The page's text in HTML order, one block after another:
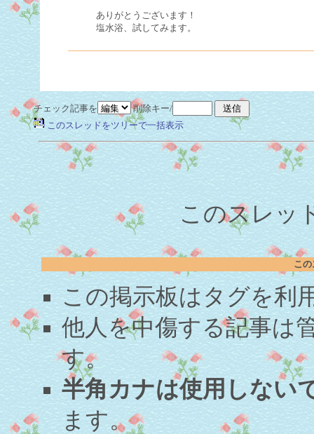
ありがとうございます！
塩水浴、試してみます。
チェック記事を
削除キー/
このスレッドをツリーで一括表示
このスレッ
こ
この掲示板はタグを利
他人を中傷する記事は
す。
半角カナは使用しない
ます。